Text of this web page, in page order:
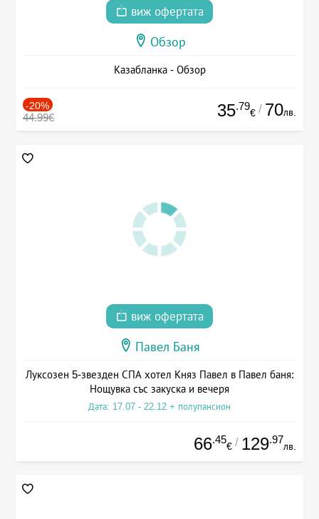
виж офертата
Обзор
Казабланка - Обзор
-20%
44.99€ 35.79
€ / 70лв.
виж офертата
Павел Баня
Луксозен 5-звезден СПА хотел Княз Павел в Павел баня:
Нощувка със закуска и вечеря
Дата: 17.07 - 22.12 + полупансион
66.45
€ / 129.97
лв.